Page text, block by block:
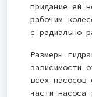
придание ей
рабочим
с радиально
Размеры
зависимости
всех насосов
части насоса